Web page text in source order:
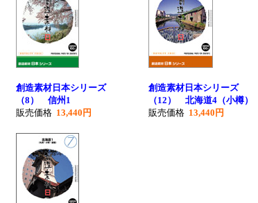
創造素材日本シリーズ
（8） 信州1
販売価格 13,440円
創造素材日本シリーズ
（12） 北海道4（小樽）
販売価格 13,440円